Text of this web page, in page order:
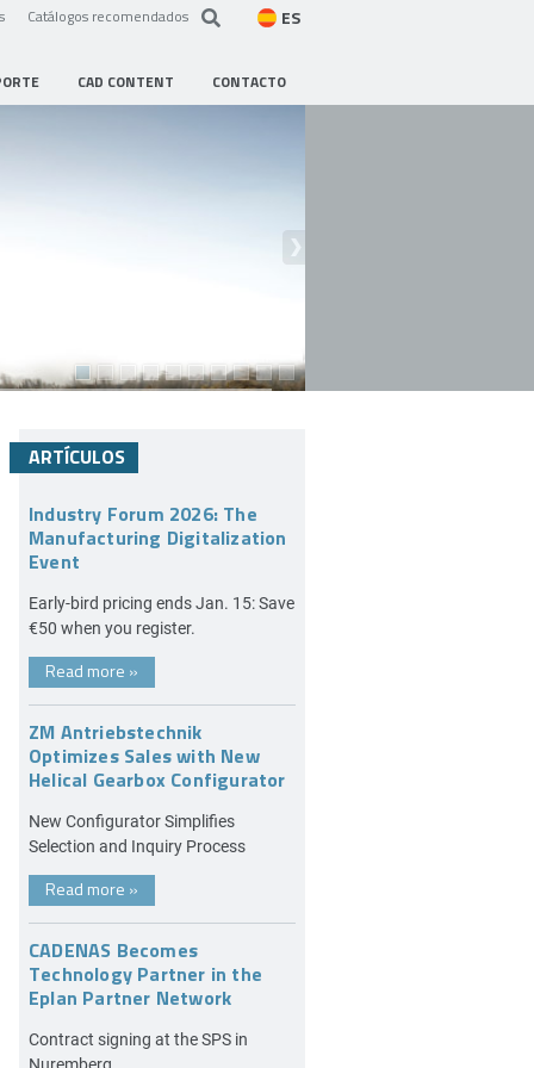
Catálogos recomendados ES
CAD CONTENT CONTACTO
ARTÍCULOS
Industry Forum 2026: The
Manufacturing Digitalization
Event
Early-bird pricing ends Jan. 15: Save
€50 when you register.
Read more »
ZM Antriebstechnik
Optimizes Sales with New
Helical Gearbox Configurator
New Configurator Simplifies
Selection and Inquiry Process
Read more »
CADENAS Becomes
Technology Partner in the
Eplan Partner Network
Contract signing at the SPS in